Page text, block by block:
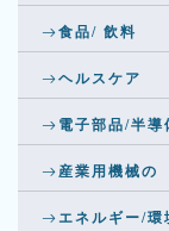
食品/ 飲料
ヘルスケア
電子部品/半導
産業用機械の
エネルギー/環